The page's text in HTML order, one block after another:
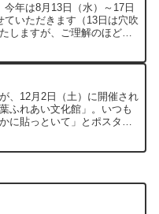
年は8月13日（水）～17日
ていただきます（13日は穴吹
しますが、ご理解のほど、
、12月2日（土）に開催され
ふれあい文化館」。いつも
に貼っといて」とポスター